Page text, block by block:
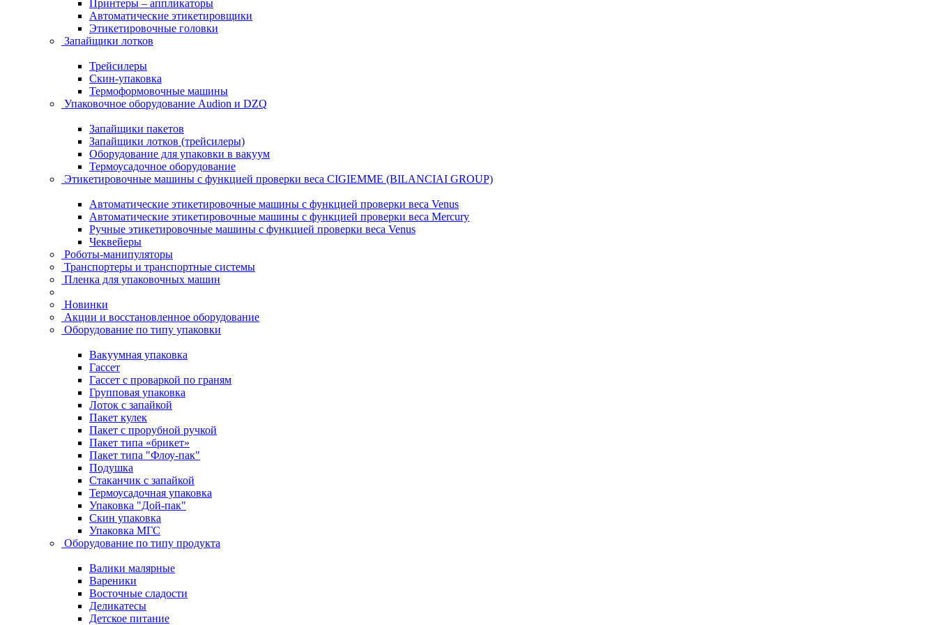
Принтеры – аппликаторы
Автоматические этикетировщики
Этикетировочные головки
Запайщики лотков
Трейсилеры
Скин-упаковка
Термоформовочные машины
Упаковочное оборудование Audion и DZQ
Запайщики пакетов
Запайщики лотков (трейсилеры)
Оборудование для упаковки в вакуум
Термоусадочное оборудование
Этикетировочные машины с функцией проверки веса CIGIEMME (BILANCIAI GROUP)
Автоматические этикетировочные машины с функцией проверки веса Venus
Автоматические этикетировочные машины с функцией проверки веса Mercury
Ручные этикетировочные машины с функцией проверки веса Venus
Чеквейеры
Роботы-манипуляторы
Транспортеры и транспортные системы
Пленка для упаковочных машин
Новинки
Акции и восстановленное оборудование
Оборудование по типу упаковки
Вакуумная упаковка
Гассет
Гассет с проваркой по граням
Групповая упаковка
Лоток с запайкой
Пакет кулек
Пакет с прорубной ручкой
Пакет типа «брикет»
Пакет типа "Флоу-пак"
Подушка
Стаканчик с запайкой
Термоусадочная упаковка
Упаковка "Дой-пак"
Скин упаковка
Упаковка МГС
Оборудование по типу продукта
Валики малярные
Вареники
Восточные сладости
Деликатесы
Детское питание